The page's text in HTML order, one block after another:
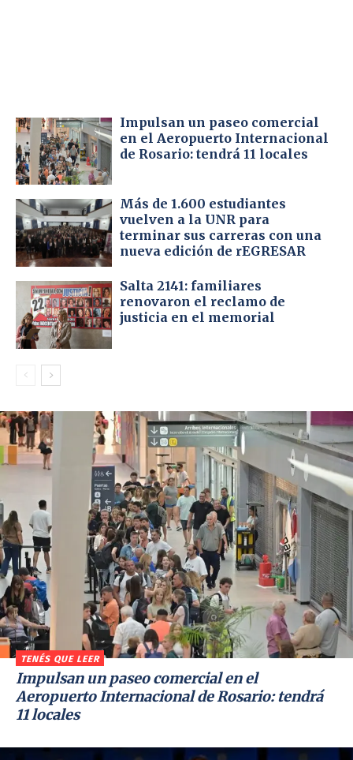
Impulsan un paseo comercial
en el Aeropuerto Internacional
de Rosario: tendrá 11 locales
Más de 1.600 estudiantes
vuelven a la UNR para
terminar sus carreras con una
nueva edición de rEGRESAR
Salta 2141: familiares
renovaron el reclamo de
justicia en el memorial
TENÉS QUE LEER
Impulsan un paseo comercial en el
Aeropuerto Internacional de Rosario: tendrá
11 locales